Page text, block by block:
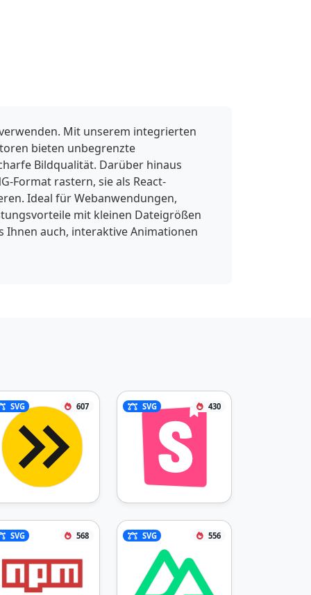
gradientUnits="userSpaceOnUse">
<stop stop-color="#66E3FF"></stop>
<stop offset="1" stop-
color="#7064F9"></stop>
</linearGradient></defs></svg>
Mit unserem integrierten
bieten unbegrenzte
Bildqualität. Darüber hinaus
Format rastern, sie als React-
Ideal für Webanwendungen,
mit kleinen Dateigrößen
Ihnen auch, interaktive Animationen
SVG 607 SVG 430
SVG 568 SVG 556